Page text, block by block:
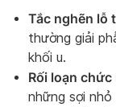
Tắc nghẽn lỗ
thường giải
khối u.
Rối loạn
những sợi